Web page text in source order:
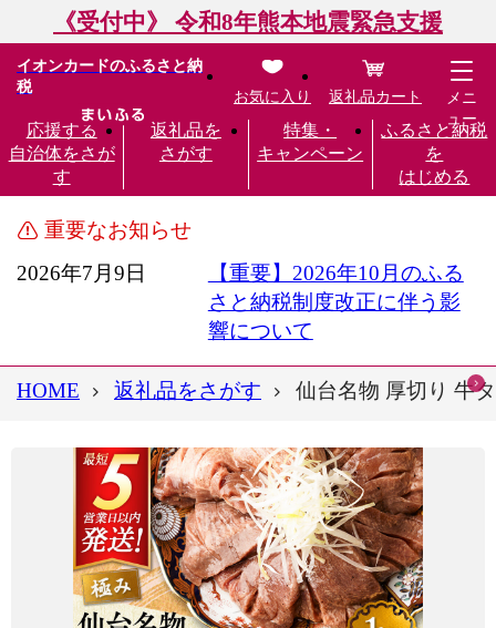
《受付中》 令和8年熊本地震緊急支援
イオンカードのふるさと納
税
応援する
自治体をさが
す
返礼品を
さがす
特集・
キャンペーン
ふるさと納税
を
はじめる
お気に入り 返礼品カート
メニ
ュー
重要なお知らせ
2026年7月9日
【重要】2026年10月のふる
さと納税制度改正に伴う影
響について
HOME 返礼品をさがす 仙台名物 厚切り 牛